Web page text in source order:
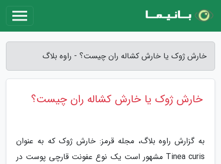
خارش ژوک یا خارش کشاله ران چیست؟ - راوه بلاگ
خارش ژوک یا خارش کشاله ران چیست؟
به گزارش راوه بلاگ، مجله قرمز: خارش ژوک که به عنوان
Tinea curis مشهور است یک نوع عفونت قارچی پوست در